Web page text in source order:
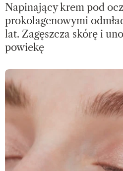
Napinający krem pod
prokolagenowymi
lat. Zagęszcza skórę i
powiekę